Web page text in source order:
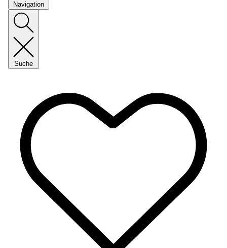
Navigation
Suche